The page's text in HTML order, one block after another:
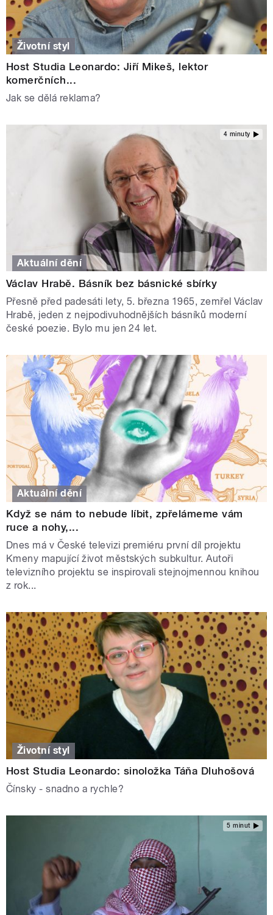
Životní styl
Host Studia Leonardo: Jiří Mikeš, lektor
komerčních...
Jak se dělá reklama?
4 minuty
Aktuální dění
Václav Hrabě. Básník bez básnické sbírky
Přesně před padesáti lety, 5. března 1965, zemřel Václav
Hrabě, jeden z nejpodivuhodnějších básníků moderní
české poezie. Bylo mu jen 24 let.
Aktuální dění
Když se nám to nebude líbit, zpřelámeme vám
ruce a nohy,...
Dnes má v České televizi premiéru první díl projektu
Kmeny mapující život městských subkultur. Autoři
televizního projektu se inspirovali stejnojmennou knihou
z rok...
Životní styl
Host Studia Leonardo: sinoložka Táňa Dluhošová
Čínsky - snadno a rychle?
5 minut